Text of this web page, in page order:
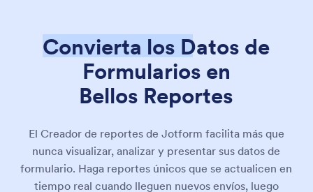
Convierta los Datos de
Formularios en
Bellos Reportes
El Creador de reportes de Jotform facilita más que
nunca visualizar, analizar y presentar sus datos de
formulario. Haga reportes únicos que se actualicen en
tiempo real cuando lleguen nuevos envíos, luego